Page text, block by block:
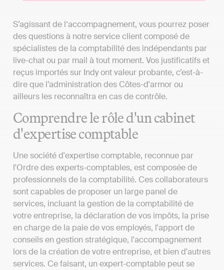
S’agissant de l‘accompagnement, vous pourrez poser
des questions à notre service client composé de
spécialistes de la comptabilité des indépendants par
live-chat ou par mail à tout moment. Vos justificatifs et
reçus importés sur Indy ont valeur probante, c’est-à-
dire que l’administration des Côtes-d'armor ou
ailleurs les reconnaîtra en cas de contrôle.
Comprendre le rôle d'un cabinet
d'expertise comptable
Une société d'expertise comptable, reconnue par
l'Ordre des experts-comptables, est composée de
professionnels de la comptabilité. Ces collaborateurs
sont capables de proposer un large panel de
services, incluant la gestion de la comptabilité de
votre entreprise, la déclaration de vos impôts, la prise
en charge de la paie de vos employés, l'apport de
conseils en gestion stratégique, l'accompagnement
lors de la création de votre entreprise, et bien d'autres
services. Ce faisant, un expert-comptable peut se